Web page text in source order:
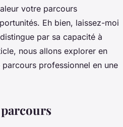
votre parcours
Eh bien, laissez-moi
par sa capacité à
nous allons explorer en
professionnel en une